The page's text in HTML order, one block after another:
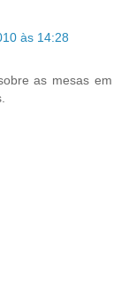
às 14:28
as mesas em